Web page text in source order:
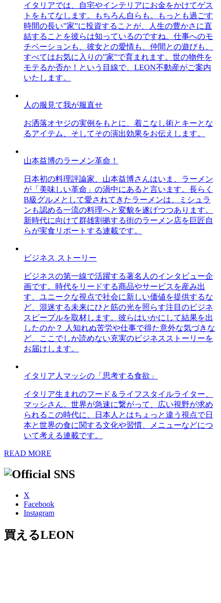
イタリアでは、自宅やインテリアにお金をかけてゲス
トをもてなします。もちろん自らも。もっとも過ごす
時間の長い”家”に投資することが、人生の豊かさに直
結することを彼らは知っているのですね。仕事へのモ
チベーションも、彼女との愛情も、仲間との遊びも、
すべてはお気に入りの”家”で育まれます。世の物件を
モテるか否か！という目線で、LEON不動産がご案内
いたします。
人の服見て我が服直せ
お洒落オヤジの実例をもとに、着こなし術とキーとな
るアイテム、そしてその演出効果をお伝えします。
山本益博のラーメン革命！
日本初の料理評論家、山本益博さんはいま、ラーメン
が「美味しい革命」の渦中にあると言います。長らく
B級グルメとして愛されてきたラーメンは、ミシュラ
ンも認める一流の料理へと変貌を遂げつつあります。
新時代に向けて群雄割拠する街のラーメン店を巨匠自
らが実食リポートする連載です。
ビジネス ストーリー
ビジネスの第一線で活躍する著名人のインタビュー企
画です。時代をリードする商品やサービスを産み出
す、ユニークな視点で社会に新しい価値を提供するな
ど、混迷する未来にひと筋の光を照らす注目のビジネ
スピープルを取材します。彼らはいかにして結果を出
したのか？ 人知れぬ苦労や仕事で得た意外な気づきな
ど、ここでしか読めない充実のビジネスストーリーを
お届けします。
イタリア人マッシの「思考する食欲」
イタリア生まれのフード＆ライフスタイルライター、
マッシさん。世界が急速に繋がって、広い視野が求め
られるこの時代に、日本人とはちょっと違う視点で日
本と世界の食に関する文化や習慣、メニューなどにつ
いて考える連載です。
READ MORE
X
Facebook
Instagram
買えるLEON